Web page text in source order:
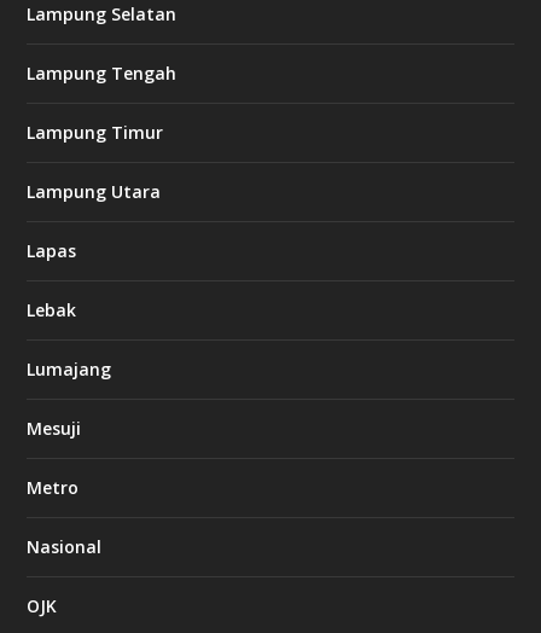
Lampung Selatan
Lampung Tengah
Lampung Timur
Lampung Utara
Lapas
Lebak
Lumajang
Mesuji
Metro
Nasional
OJK